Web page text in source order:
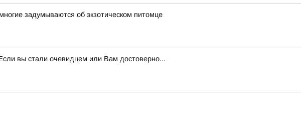
задумываются об экзотическом питомце
вы стали очевидцем или Вам достоверно...